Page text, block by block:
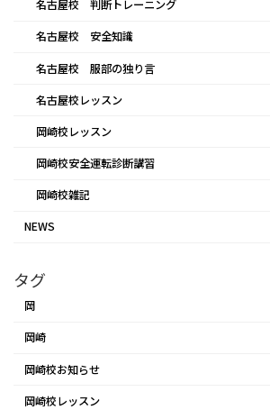
名古屋校 判断トレーニング
名古屋校 安全知識
名古屋校 服部の独り言
名古屋校レッスン
岡崎校レッスン
岡崎校安全運転診断講習
岡崎校雑記
NEWS
タグ
岡
岡崎
岡崎校お知らせ
岡崎校レッスン